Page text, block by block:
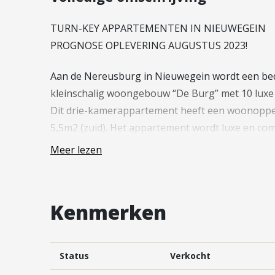
Vestiging Vleuten-De Meern en
Leidsche Rijn
Vestiging Utrecht
Vestiging Maarssen
TURN-KEY APPARTEMENTEN IN NIEUWEGEIN
PROGNOSE OPLEVERING AUGUSTUS 2023!
Aan de Nereusburg in Nieuwegein wordt een
kleinschalig woongebouw “De Burg” met 10
Dit drie-kamerappartement heeft een
5,5m2 (zuid). Het appartement wordt luxe en
toilet, een fraaie PVC visgraatvloer,
Er is reeds een modelwoning (Nereusburg 51-
krijgen van de appartementen.
Meer lezen
Kenmerken
Status Verkocht